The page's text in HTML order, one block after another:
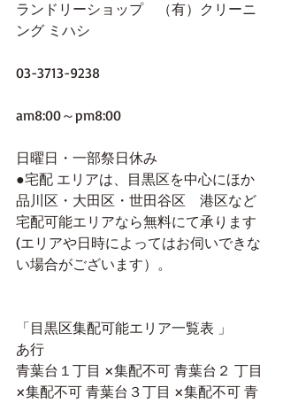
ランドリーショップ　（有）クリーニ
ング ミハシ
03-3713-9238
am8:00～pm8:00
日曜日・一部祭日休み
●宅配 エリアは、目黒区を中心にほか
品川区・大田区・世田谷区　港区など
宅配可能エリアなら無料にて承ります
(エリアや日時によってはお伺いできな
い場合がございます）。
「目黒区集配可能エリア一覧表 」
あ行
青葉台１丁目 ×集配不可 青葉台２ 丁目
×集配不可 青葉台３丁目 ×集配不可 青